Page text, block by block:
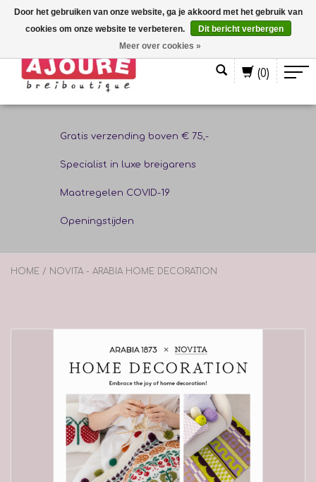
(0)
Gratis verzending boven € 75,-
Specialist in luxe breigarens
Maatregelen COVID-19
Openingstijden
HOME / NOVITA - ARABIA HOME DECORATION
Door het gebruiken van onze website, ga je akkoord met het gebruik van
cookies om onze website te verbeteren.
Dit bericht verbergen
Meer over cookies »